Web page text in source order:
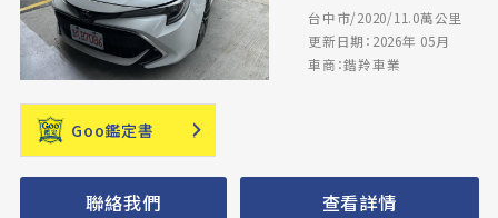
台中市/2020/11.0萬公里
更新日期：2026年 05月
車商：鍇羚車業
Goo鑑定書
聯絡我們 查看詳情